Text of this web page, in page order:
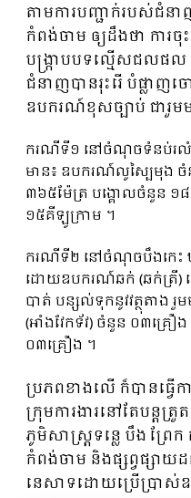
តាមការបញ្ជាក់របស់ជំ
កំពង់ចាម ឲ្យដឹងថា ការចុ
បង្រ្កាបបទល្មើសជលផល
ជំនាញបានរុះរើ បំផ្លា
ឧបករណ៍ខុសច្បាប់ ជារួម
ករណីទី១ នៅចំណុចទំនប់រ
មាន៖ ឧបករណ៍លូស្បៃមុង ចំ
៣៦៥ម៉ែត្រ បង្គោលចំនួន ១៨
១៥គីឡូក្រាម ។
ករណីទី២ នៅចំណុចបឹងកេះ
ដោយឧបករណ៍ឆក់ (ឆក់ត្រី)
បាត់ បន្សល់ទុកនូវវត្ថុតាង
(អាំងវែកទ័វ) ចំនួន ០៣គ្រឿង
០៣គ្រឿង ។
ប្រភពខាងលើ ក៏បានធ្វើ
ក្រុមការងារនៅតែបន្តត្
ភូមិសាស្ត្រទន្លេ បឹង ព្រែ
កំពង់ចាម និងផ្សព្វផ្សា
នេសាទដោយប្រើប្រាស់